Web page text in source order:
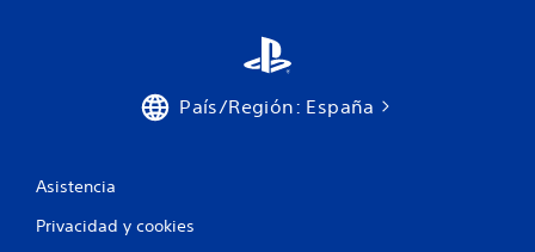
País/Región: España
Asistencia
Privacidad y cookies